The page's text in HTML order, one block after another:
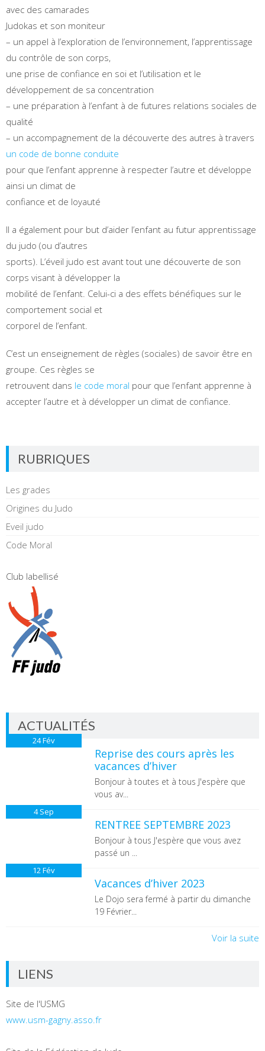
avec des camarades
Judokas et son moniteur
– un appel à l’exploration de l’environnement, l’apprentissage
du contrôle de son corps,
une prise de confiance en soi et l’utilisation et le
développement de sa concentration
– une préparation à l’enfant à de futures relations sociales de
qualité
– un accompagnement de la découverte des autres à travers
un code de bonne conduite
pour que l’enfant apprenne à respecter l’autre et développe
ainsi un climat de
confiance et de loyauté
Il a également pour but d’aider l’enfant au futur apprentissage
du judo (ou d’autres
sports). L’éveil judo est avant tout une découverte de son
corps visant à développer la
mobilité de l’enfant. Celui-ci a des effets bénéfiques sur le
comportement social et
corporel de l’enfant.
C’est un enseignement de règles (sociales) de savoir être en
groupe. Ces règles se
retrouvent dans le code moral pour que l’enfant apprenne à
accepter l’autre et à développer un climat de confiance.
RUBRIQUES
Les grades
Origines du Judo
Eveil judo
Code Moral
Club labellisé
ACTUALITÉS
24Fév
Reprise des cours après les
vacances d’hiver
Bonjour à toutes et à tous J'espère que
vous av...
4 Sep
RENTREE SEPTEMBRE 2023
Bonjour à tous J'espère que vous avez
passé un ...
12 Fév
Vacances d’hiver 2023
Le Dojo sera fermé à partir du dimanche
19 Février...
Voir la suite
LIENS
Site de l'USMG
www.usm-gagny.asso.fr